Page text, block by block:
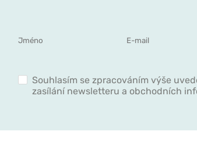
Souhlasím se zpracováním výše
zasílání newsletteru a obchodních